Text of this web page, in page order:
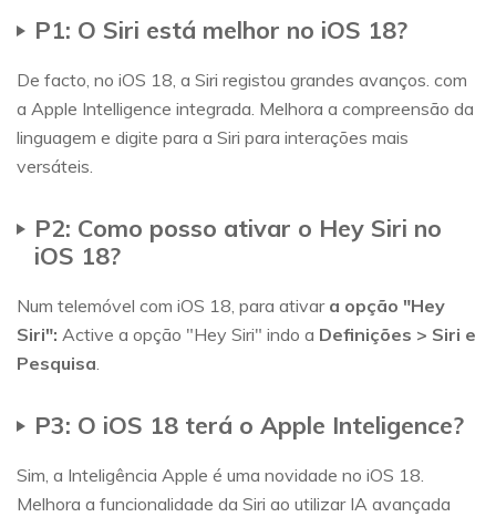
P1: O Siri está melhor no iOS 18?
De facto, no iOS 18, a Siri registou grandes avanços. com
a Apple Intelligence integrada. Melhora a compreensão da
linguagem e digite para a Siri para interações mais
versáteis.
P2: Como posso ativar o Hey Siri no
iOS 18?
Num telemóvel com iOS 18, para ativar a opção "Hey
Siri": Active a opção "Hey Siri" indo a Definições > Siri e
Pesquisa.
P3: O iOS 18 terá o Apple Inteligence?
Sim, a Inteligência Apple é uma novidade no iOS 18.
Melhora a funcionalidade da Siri ao utilizar IA avançada